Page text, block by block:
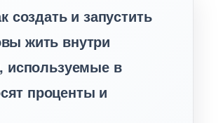
создать и запустить
жить внутри
используемые
проценты и